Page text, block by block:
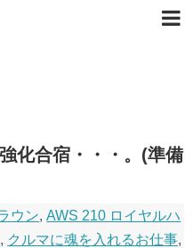
化合宿・・・。(準備
ウン,AWS 210 ロイヤルハ
, クルマに魂を入れるお仕事,